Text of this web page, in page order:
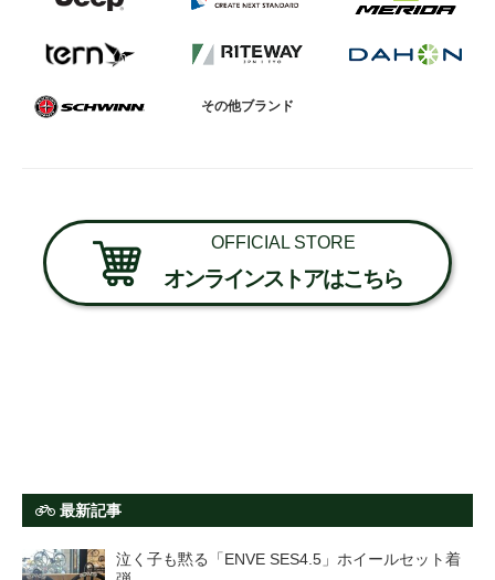
その他ブランド
OFFICIAL STORE
オンラインストアはこちら
最新記事
泣く子も黙る「ENVE SES4.5」ホイールセット着